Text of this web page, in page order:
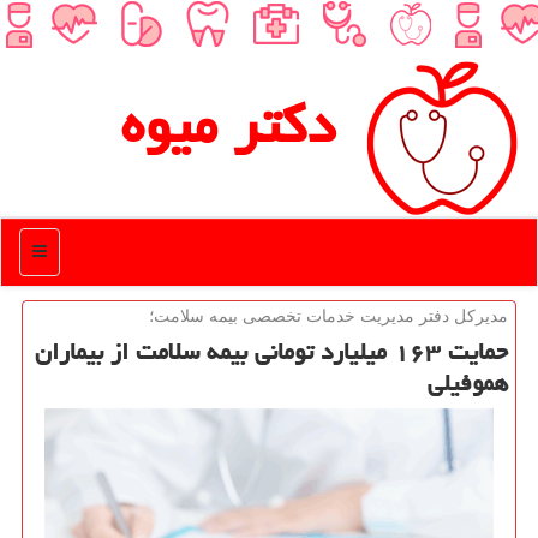
دكتر میوه
منو
مدیركل دفتر مدیریت خدمات تخصصی بیمه سلامت؛
حمایت ۱۶۳ میلیارد تومانی بیمه سلامت از بیماران
هموفیلی